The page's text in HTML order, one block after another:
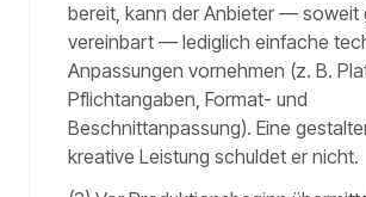
bereit, kann der Anbieter — soweit
vereinbart — lediglich einfache
Anpassungen vornehmen (z. B.
Pflichtangaben, Format- und
Beschnittanpassung). Eine
kreative Leistung schuldet er nicht.